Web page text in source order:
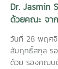
Dr. Jasmin
ด้วยคณะ จา
University ป
วันที่ 28 พฤศจิ
สัมฤทธิ์สกุล ร
ด้วย รองคณบ